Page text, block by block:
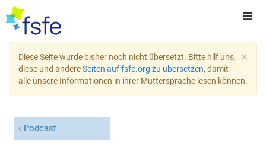
×
Diese Seite wurde bisher noch nicht übersetzt. Bitte hilf uns,
diese und andereSeiten auf fsfe.org zu übersetzen, damit
alle unsere Informationen in ihrer Muttersprache lesen können.
Podcast